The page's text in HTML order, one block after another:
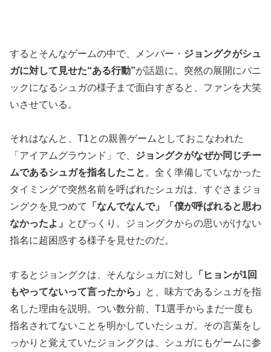
するとそんなゲームの中で、メンバー・ ジョングクがシュ
ガに対して見せた“ある行動”が話題に。突然の展開にパニ
ックになるシュガの様子まで面白すぎると、ファンを大笑
いさせている。
それはなんと、T1との親善ゲームとしておこなわれた
「アイアムグラウンド」で、 ジョングクがなぜか同じチー
ムであるシュガを指名したこと 。全く準備していなかった
タイミングで突然名前を呼ばれたシュガは、すぐさまジョ
ングクを見つめて
「なんでなんで」「僕が呼ばれると思わ
なかったよ」
とびっくり。ジョングクからの思いがけない
指名に超困惑する様子を見せたのだ。
するとジョングクは、そんなシュガに対し
「ヒョンが1回
もやってないって言ったから」
と、味方であるシュガを指
名した理由を説明。つい数分前、T1選手からまだ一度も
指名されてないことを明かしていたシュガ。その言葉をし
っかりと覚えていたジョングクは、シュガにもゲームに参